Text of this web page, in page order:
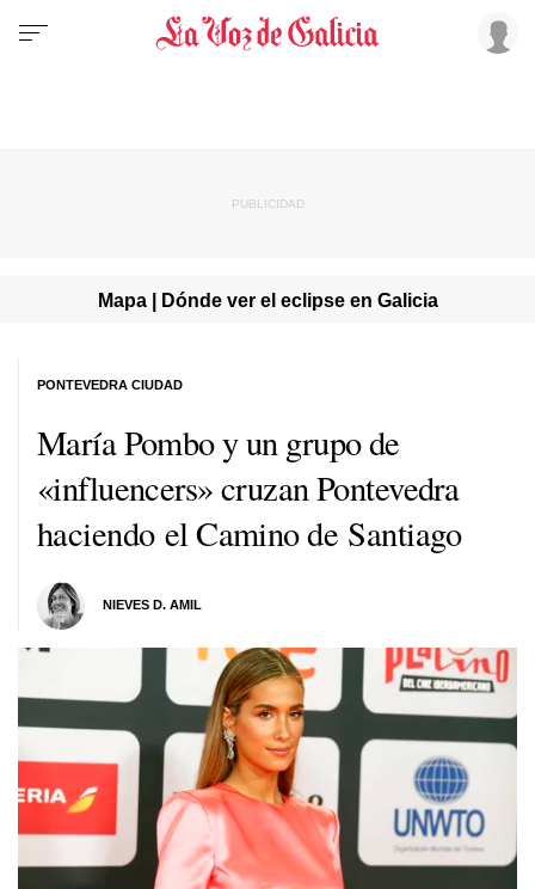
Mapa | Dónde ver el eclipse en Galicia
María Pombo y un grupo de
«influencers» cruzan Pontevedra
haciendo el Camino de Santiago
NIEVES D. AMIL
PONTEVEDRA CIUDAD